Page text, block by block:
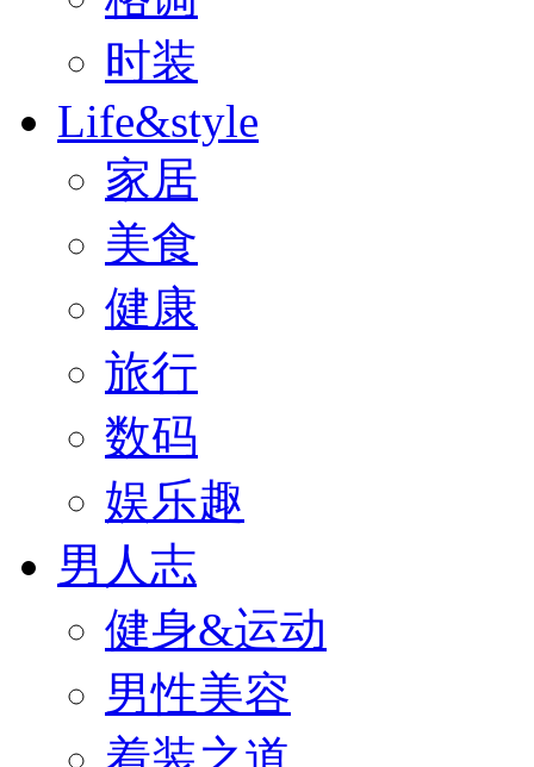
时装
Life&style
家居
美食
健康
旅行
数码
娱乐趣
男人志
健身&运动
男性美容